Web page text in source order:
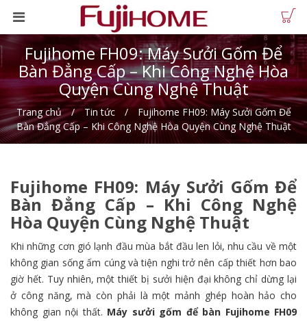
Fujihome FH09: Máy Sưởi Gốm Để
Bàn Đẳng Cấp – Khi Công Nghệ Hòa
Quyện Cùng Nghệ Thuật
Trang chủ Tin tức
Fujihome FH09: Máy Sưởi Gốm Để
Bàn Đẳng Cấp – Khi Công Nghệ Hòa Quyện Cùng Nghệ Thuật
Fujihome FH09: Máy Sưởi Gốm Để
Bàn Đẳng Cấp – Khi Công Nghệ
Hòa Quyện Cùng Nghệ Thuật
Khi những cơn gió lạnh đầu mùa bắt đầu len lỏi, nhu cầu về một
không gian sống ấm cúng và tiện nghi trở nên cấp thiết hơn bao
giờ hết. Tuy nhiên, một thiết bị sưởi hiện đại không chỉ dừng lại
ở công năng, mà còn phải là một mảnh ghép hoàn hảo cho
không gian nội thất. Máy sưởi gốm để bàn Fujihome FH09